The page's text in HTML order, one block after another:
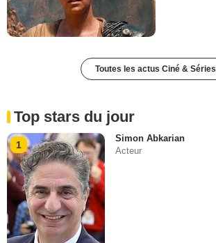
Toutes les actus Ciné & Séries
Top stars du jour
1
Simon Abkarian
Acteur